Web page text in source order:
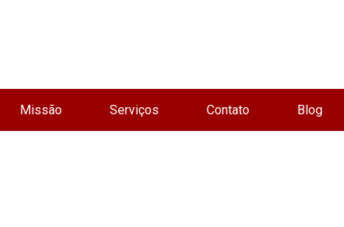
Missão Serviços Contato Blog